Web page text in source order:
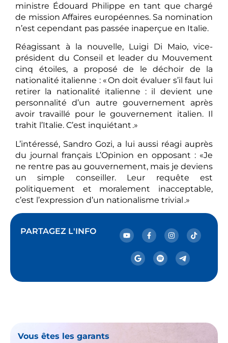
ministre Édouard Philippe en tant que chargé
de mission Affaires européennes. Sa nomination
n’est cependant pas passée inaperçue en Italie.
Réagissant à la nouvelle, Luigi Di Maio, vice-
président du Conseil et leader du Mouvement
cinq étoiles, a proposé de le déchoir de la
nationalité italienne : « On doit évaluer s’il faut lui
retirer la nationalité italienne : il devient une
personnalité d’un autre gouvernement après
avoir travaillé pour le gouvernement italien. Il
trahit l’Italie. C’est inquiétant .»
L’intéressé, Sandro Gozi, a lui aussi réagi auprès
du journal français L’Opinion en opposant : «Je
ne rentre pas au gouvernement, mais je deviens
un simple conseiller. Leur requête est
politiquement et moralement inacceptable,
c’est l’expression d’un nationalisme trivial .»
PARTAGEZ L'INFO
Vous êtes les garants